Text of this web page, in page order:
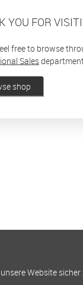
YOU FOR
free to browse
Sales
shop
Website